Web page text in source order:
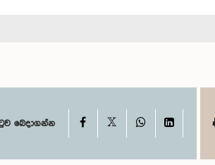
බෙදාගන්න Facebook WhatsAppLinkedIn